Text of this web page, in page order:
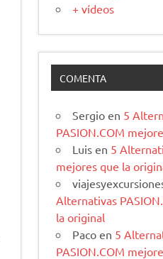
+ vídeos
COMENTA
Sergio en 5
PASION.COM
Luis en 5
mejores que la
Alternativas
la original
Paco en 5
PASION.COM